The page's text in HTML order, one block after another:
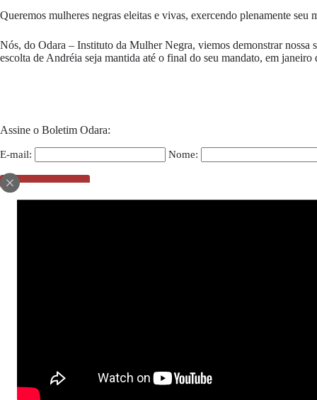
Queremos mulheres negras eleitas e vivas, exercendo plenamente seu
Nós, do Odara – Instituto da Mulher Negra, viemos demonstrar
escolta de Andréia seja mantida até o final do seu mandato, em janeiro
Assine o Boletim Odara:
E-mail: Nome: